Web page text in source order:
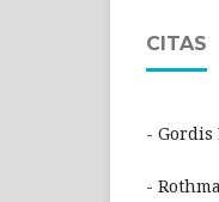
CITAS
- Gordis
-